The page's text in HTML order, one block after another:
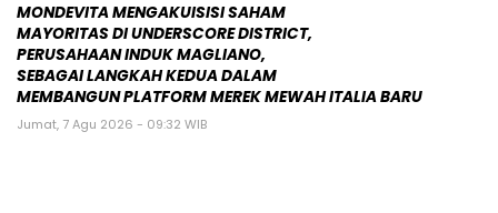
MONDEVITA MENGAKUISISI SAHAM
MAYORITAS DI UNDERSCORE DISTRICT,
PERUSAHAAN INDUK MAGLIANO,
SEBAGAI LANGKAH KEDUA DALAM
MEMBANGUN PLATFORM MEREK MEWAH ITALIA BARU
Jumat, 7 Agu 2026 - 09:32 WIB